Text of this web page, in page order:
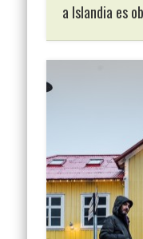
a Islandia es